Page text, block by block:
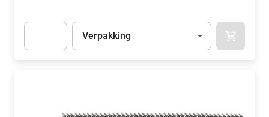
Eenheid
Verpakking